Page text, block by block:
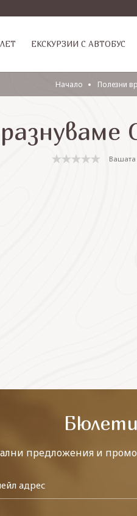
ЕКСКУРЗИИ С АВТОБУС
Начало Полезни
Вашата
предложения и